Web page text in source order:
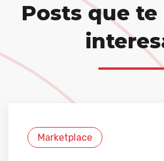
Posts que
Marketplace